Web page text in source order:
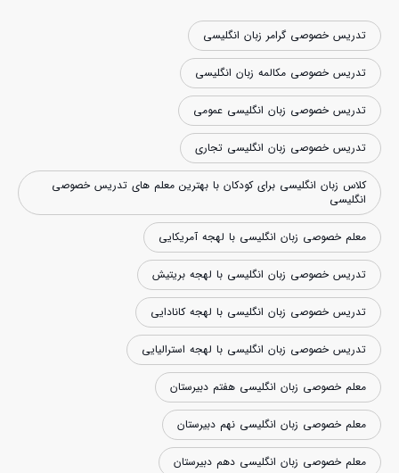
تدریس خصوصی گرامر زبان انگلیسی
تدریس خصوصی مکالمه زبان انگلیسی
تدریس خصوصی زبان انگلیسی عمومی
تدریس خصوصی زبان انگلیسی تجاری
کلاس زبان انگلیسی برای کودکان با بهترین معلم های تدریس خصوصی
انگلیسی
معلم خصوصی زبان انگلیسی با لهجه آمریکایی
تدریس خصوصی زبان انگلیسی با لهجه بریتیش
تدریس خصوصی زبان انگلیسی با لهجه کانادایی
تدریس خصوصی زبان انگلیسی با لهجه استرالیایی
معلم خصوصی زبان انگلیسی هفتم دبیرستان
معلم خصوصی زبان انگلیسی نهم دبیرستان
معلم خصوصی زبان انگلیسی دهم دبیرستان